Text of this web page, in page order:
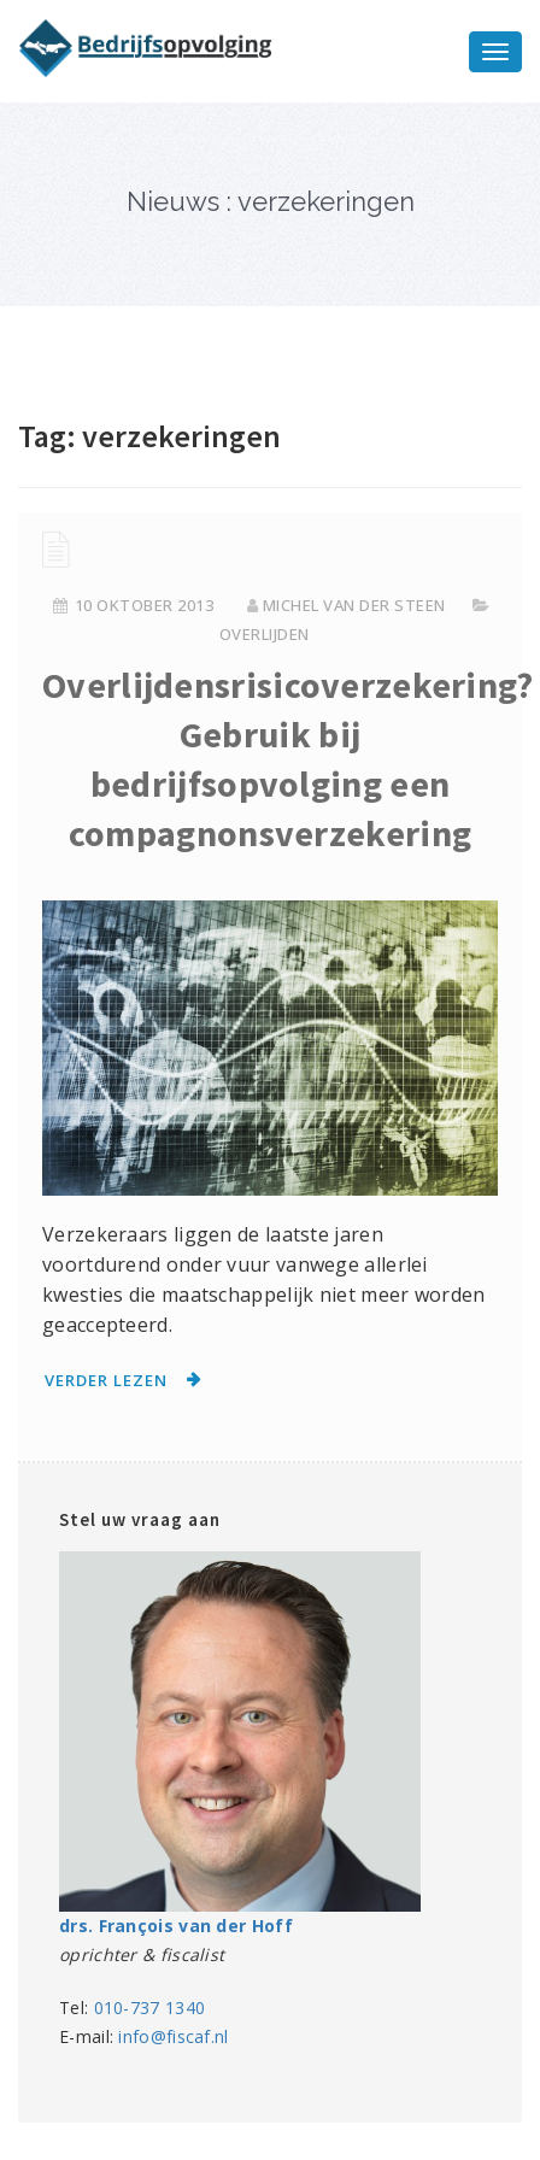
Nieuws : verzekeringen
Tag: verzekeringen
10 OKTOBER 2013
MICHEL VAN DER STEEN
OVERLIJDEN
Overlijdensrisicoverzekering?
Gebruik bij
bedrijfsopvolging een
compagnonsverzekering
Verzekeraars liggen de laatste jaren
voortdurend onder vuur vanwege allerlei
kwesties die maatschappelijk niet meer worden
geaccepteerd.
VERDER LEZEN
Stel uw vraag aan
drs. François van der Hoff
oprichter & fiscalist
Tel: 010-737 1340
E-mail:info@fiscaf.nl
bedrijfsopvolging voor fiscaal
juridisch advies
Ik wil meer informatie